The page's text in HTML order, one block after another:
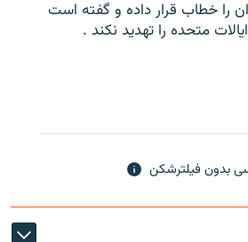
را خطاب قرار داده و گفته است
متحده را تهدید نکند .
بدون فیلترشکن